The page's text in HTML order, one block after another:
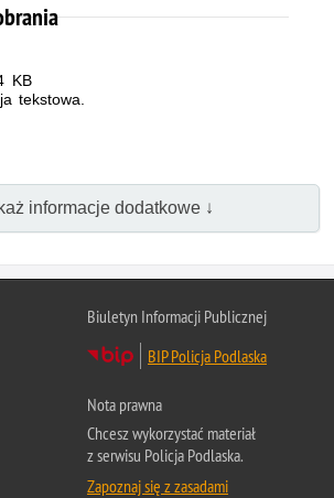
KB
tekstowa.
informacje dodatkowe ↓
Biuletyn Informacji Publicznej
BIP Policja Podlaska
Nota prawna
Chcesz wykorzystać materiał
z serwisu Policja Podlaska.
Zapoznaj się z zasadami